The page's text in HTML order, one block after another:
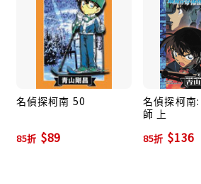
名偵探柯南 50
85折 $89
名偵探柯南
師 上
85折 $136